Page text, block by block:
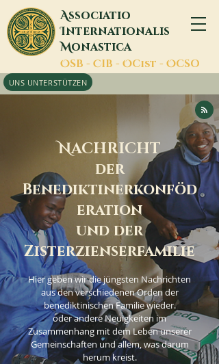
Associatio
Internationalis
Monastica
OSB - CIB - OCist - OCSO
UNS UNTERSTÜTZEN
NACHRICHT
der
Benediktinerkonföd
eration
und der
Zisterzienserfamilie
Hier geben wir die jüngsten Nachrichten
aus den verschiedenen Orden der
benediktinischen Familie wieder.
oder andere Neuigkeiten im
Zusammenhang mit dem Leben unserer
Gemeinschaften und allem, was darum
herum kreist.